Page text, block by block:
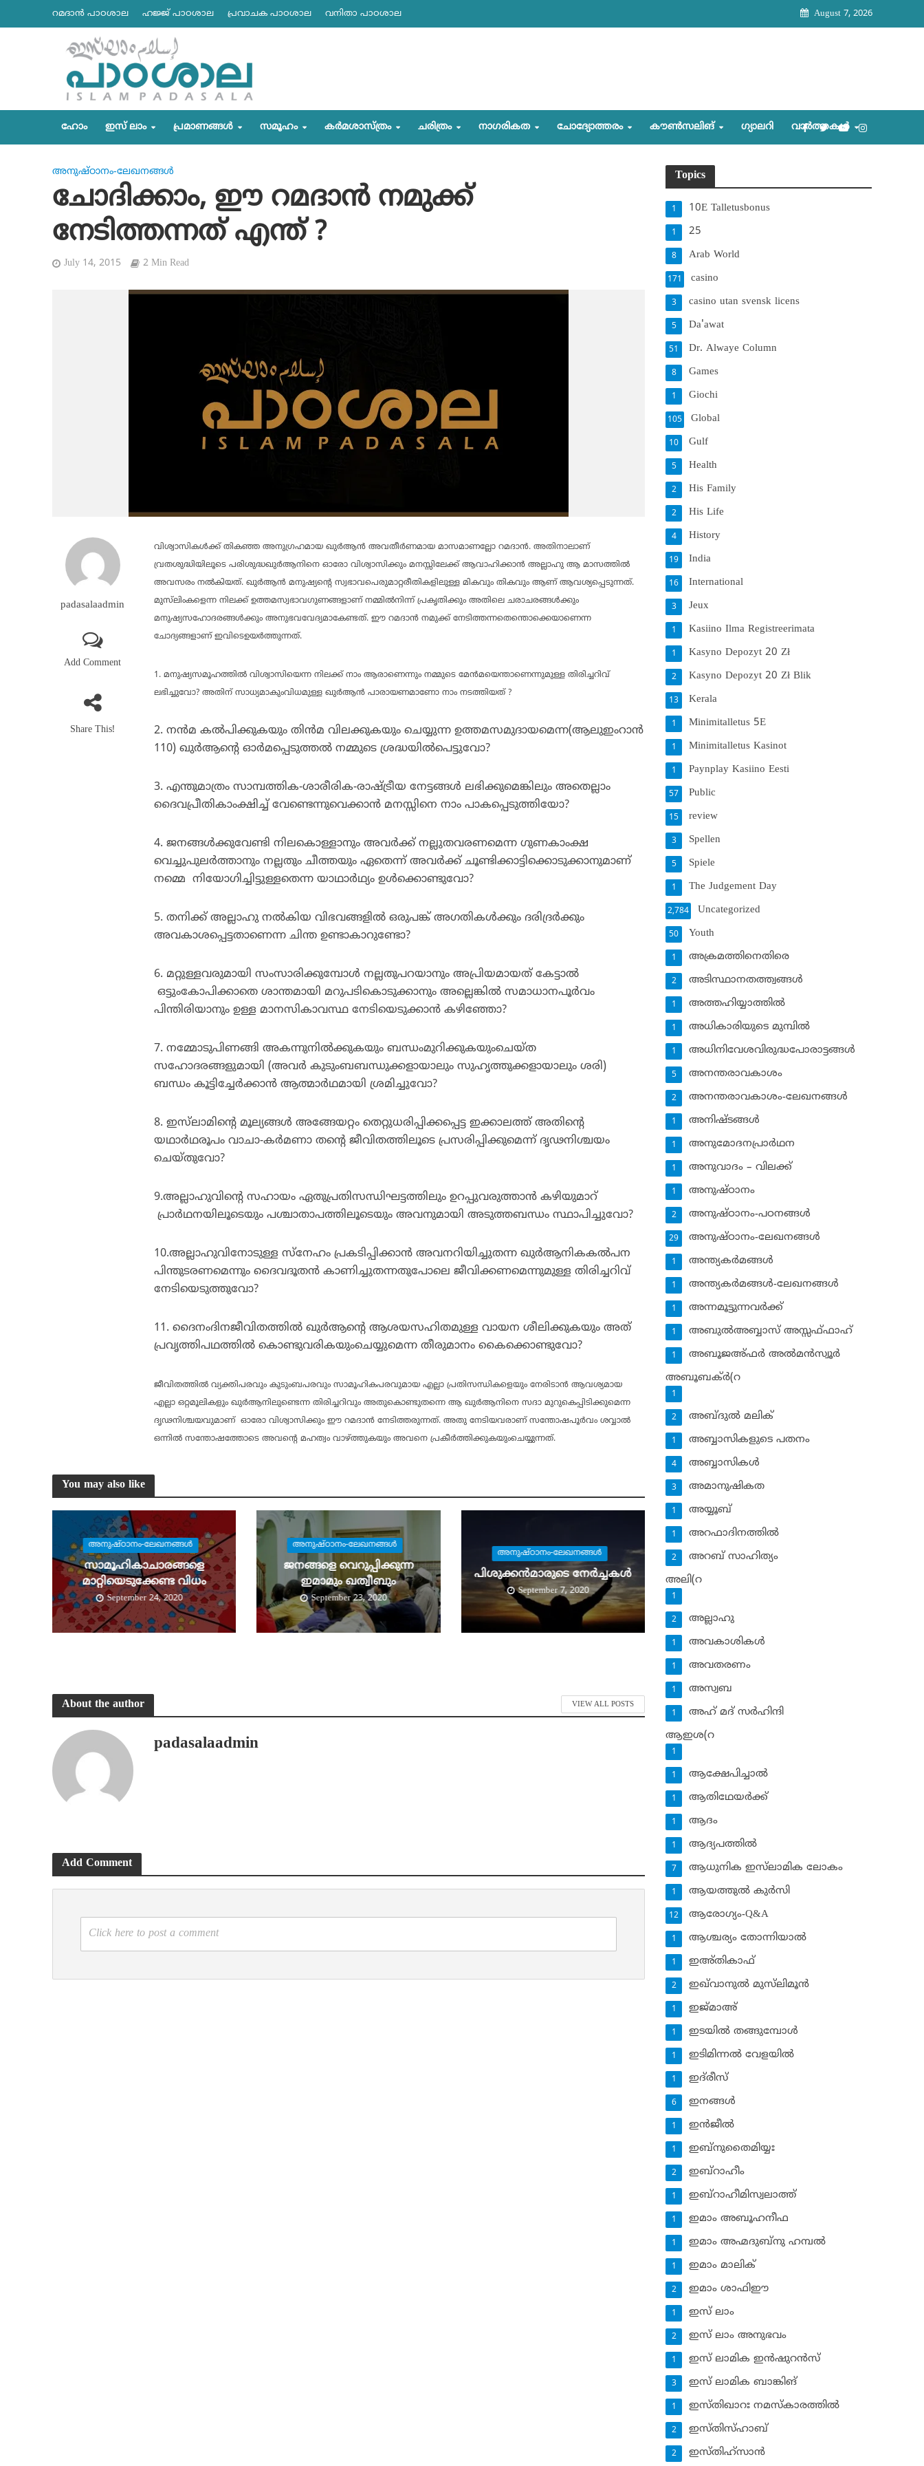
റമദാന്‍ പാഠശാല ഹജ്ജ് പാഠശാല പ്രവാചക പാഠശാല വനിതാ പാഠശാല August 7, 2026
ഹോം ഇസ് ലാം പ്രമാണങ്ങള്‍ സമൂഹം കര്‍മശാസ്ത്രം ചരിത്രം നാഗരികത ചോദ്യോത്തരം കൗണ്‍സലിങ്‌ ഗ്യാലറി വാര്‍ത്തകള്‍
അനുഷ്ഠാനം-ലേഖനങ്ങള്‍
ചോദിക്കാം, ഈ റമദാന്‍ നമുക്ക്
നേടിത്തന്നത് എന്ത് ?
July 14, 2015 2 Min Read
padasalaadmin
Add Comment
Share This!
വിശ്വാസികള്‍ക്ക് തികഞ്ഞ അനുഗ്രഹമായ ഖുര്‍ആന്‍ അവതീര്‍ണമായ മാസമാണല്ലോ റമദാന്‍. അതിനാലാണ്
വ്രതശുദ്ധിയിലൂടെ പരിശുദ്ധഖുര്‍ആനിനെ ഓരോ വിശ്വാസിക്കും മനസ്സിലേക്ക് ആവാഹിക്കാന്‍ അല്ലാഹു ആ മാസത്തില്‍
അവസരം നല്‍കിയത്. ഖുര്‍ആന്‍ മനുഷ്യന്റെ സ്വഭാവപെരുമാറ്റരീതികളിലുള്ള മികവും തികവും ആണ് ആവശ്യപ്പെടുന്നത്.
മുസ്‌ലിംകളെന്ന നിലക്ക് ഉത്തമസ്വഭാവഗുണങ്ങളാണ് നമ്മില്‍നിന്ന് പ്രകൃതിക്കും അതിലെ ചരാചരങ്ങള്‍ക്കും
മനുഷ്യസഹോദരങ്ങള്‍ക്കും അനുഭവവേദ്യമാകേണ്ടത്. ഈ റമദാന്‍ നമുക്ക് നേടിത്തന്നതെന്തൊക്കെയാണെന്ന
ചോദ്യങ്ങളാണ് ഇവിടെഉയര്‍ത്തുന്നത്.
1. മനുഷ്യസമൂഹത്തില്‍ വിശ്വാസിയെന്ന നിലക്ക് നാം ആരാണെന്നും നമ്മുടെ മേന്‍മയെന്താണെന്നുമുള്ള തിരിച്ചറിവ്
ലഭിച്ചുവോ? അതിന് സാധ്യമാകുംവിധമുള്ള ഖുര്‍ആന്‍ പാരായണമാണോ നാം നടത്തിയത് ?
2. നന്‍മ കല്‍പിക്കുകയും തിന്‍മ വിലക്കുകയും ചെയ്യുന്ന ഉത്തമസമുദായമെന്ന(ആലുഇംറാന്‍
110) ഖുര്‍ആന്റെ ഓര്‍മപ്പെടുത്തല്‍ നമ്മുടെ ശ്രദ്ധയില്‍പെട്ടുവോ?
3. എന്തുമാത്രം സാമ്പത്തിക-ശാരീരിക-രാഷ്ട്രീയ നേട്ടങ്ങള്‍ ലഭിക്കുമെങ്കിലും അതെല്ലാം
ദൈവപ്രീതികാംക്ഷിച്ച് വേണ്ടെന്നുവെക്കാന്‍ മനസ്സിനെ നാം പാകപ്പെടുത്തിയോ?
4. ജനങ്ങള്‍ക്കുവേണ്ടി നിലകൊള്ളാനും അവര്‍ക്ക് നല്ലുതവരണമെന്ന ഗുണകാംക്ഷ
വെച്ചുപുലര്‍ത്താനും നല്ലതും ചീത്തയും ഏതെന്ന് അവര്‍ക്ക് ചൂണ്ടിക്കാട്ടിക്കൊടുക്കാനുമാണ്
നമ്മെ നിയോഗിച്ചിട്ടുള്ളതെന്ന യാഥാര്‍ഥ്യം ഉള്‍ക്കൊണ്ടുവോ?
5. തനിക്ക് അല്ലാഹു നല്‍കിയ വിഭവങ്ങളില്‍ ഒരുപങ്ക് അഗതികള്‍ക്കും ദരിദ്രര്‍ക്കും
അവകാശപ്പെട്ടതാണെന്ന ചിന്ത ഉണ്ടാകാറുണ്ടോ?
6. മറ്റുള്ളവരുമായി സംസാരിക്കുമ്പോള്‍ നല്ലതുപറയാനും അപ്രിയമായത് കേട്ടാല്‍
ഒട്ടുംകോപിക്കാതെ ശാന്തമായി മറുപടികൊടുക്കാനും അല്ലെങ്കില്‍ സമാധാനപൂര്‍വം
പിന്തിരിയാനും ഉള്ള മാനസികാവസ്ഥ നേടിയെടുക്കാന്‍ കഴിഞ്ഞോ?
7. നമ്മോടുപിണങ്ങി അകന്നുനില്‍ക്കുകയും ബന്ധംമുറിക്കുകയുംചെയ്ത
സഹോദരങ്ങളുമായി (അവര്‍ കുടുംബബന്ധുക്കളായാലും സുഹൃത്തുക്കളായാലും ശരി)
ബന്ധം കൂട്ടിച്ചേര്‍ക്കാന്‍ ആത്മാര്‍ഥമായി ശ്രമിച്ചുവോ?
8. ഇസ്‌ലാമിന്റെ മൂല്യങ്ങള്‍ അങ്ങേയറ്റം തെറ്റുധരിപ്പിക്കപ്പെട്ട ഇക്കാലത്ത് അതിന്റെ
യഥാര്‍ഥരൂപം വാചാ-കര്‍മണാ തന്റെ ജീവിതത്തിലൂടെ പ്രസരിപ്പിക്കുമെന്ന് ദൃഢനിശ്ചയം
ചെയ്തുവോ?
9.അല്ലാഹുവിന്റെ സഹായം ഏതുപ്രതിസന്ധിഘട്ടത്തിലും ഉറപ്പുവരുത്താന്‍ കഴിയുമാറ്
പ്രാര്‍ഥനയിലൂടെയും പശ്ചാതാപത്തിലൂടെയും അവനുമായി അടുത്തബന്ധം സ്ഥാപിച്ചുവോ?
10.അല്ലാഹുവിനോടുള്ള സ്‌നേഹം പ്രകടിപ്പിക്കാന്‍ അവനറിയിച്ചുതന്ന ഖുര്‍ആനികകല്‍പന
പിന്തുടരണമെന്നും ദൈവദൂതന്‍ കാണിച്ചുതന്നതുപോലെ ജീവിക്കണമെന്നുമുള്ള തിരിച്ചറിവ്
നേടിയെടുത്തുവോ?
11. ദൈനംദിനജീവിതത്തില്‍ ഖുര്‍ആന്റെ ആശയസഹിതമുള്ള വായന ശീലിക്കുകയും അത്
പ്രവൃത്തിപഥത്തില്‍ കൊണ്ടുവരികയുംചെയ്യുമെന്ന തീരുമാനം കൈക്കൊണ്ടുവോ?
ജീവിതത്തില്‍ വ്യക്തിപരവും കുടുംബപരവും സാമൂഹികപരവുമായ എല്ലാ പ്രതിസന്ധികളെയും നേരിടാന്‍ ആവശ്യമായ
എല്ലാ ഒറ്റമൂലികളും ഖുര്‍ആനിലുണ്ടെന്ന തിരിച്ചറിവും അതുകൊണ്ടുതന്നെ ആ ഖുര്‍ആനിനെ സദാ മുറുകെപ്പിടിക്കുമെന്ന
ദൃഢനിശ്ചയവുമാണ് ഓരോ വിശ്വാസിക്കും ഈ റമദാന്‍ നേടിത്തരുന്നത്. അതു നേടിയവരാണ് സന്തോഷപൂര്‍വം ശവ്വാല്‍
ഒന്നില്‍ സന്തോഷത്തോടെ അവന്റെ മഹത്വം വാഴ്ത്തുകയും അവനെ പ്രകീര്‍ത്തിക്കുകയുംചെയ്യുന്നത്.
You may also like
അനുഷ്ഠാനം-ലേഖനങ്ങള്‍
സാമൂഹികാചാരങ്ങളെ
മാറ്റിയെടുക്കേണ്ട വിധം
September 24, 2020
അനുഷ്ഠാനം-ലേഖനങ്ങള്‍
ജനങ്ങളെ വെറുപ്പിക്കുന്ന
ഇമാമും ഖത്വീബും
September 23, 2020
അനുഷ്ഠാനം-ലേഖനങ്ങള്‍
പിശുക്കന്‍മാരുടെ നേര്‍ച്ചകള്‍
September 7, 2020
About the author VIEW ALL POSTS
padasalaadmin
Add Comment
Click here to post a comment
Topics
10E Talletusbonus
1
25
1
Arab World
8
casino
171
casino utan svensk licens
3
Da'awat
5
Dr. Alwaye Column
51
Games
8
Giochi
1
Global
105
Gulf
10
Health
5
His Family
2
His Life
2
History
4
India
19
International
16
Jeux
3
Kasiino Ilma Registreerimata
1
Kasyno Depozyt 20 Zł
1
Kasyno Depozyt 20 Zł Blik
2
Kerala
13
Minimitalletus 5E
1
Minimitalletus Kasinot
1
Paynplay Kasiino Eesti
1
Public
57
review
15
Spellen
3
Spiele
5
The Judgement Day
1
Uncategorized
2,784
Youth
50
അക്രമത്തിനെതിരെ
1
അടിസ്ഥാനതത്ത്വങ്ങള്‍
2
അത്തഹിയ്യാത്തില്‍
1
അധികാരിയുടെ മുമ്പില്‍
1
അധിനിവേശവിരുദ്ധപോരാട്ടങ്ങള്‍
1
അനന്തരാവകാശം
5
അനന്തരാവകാശം-ലേഖനങ്ങള്‍
2
അനിഷ്ടങ്ങള്‍
1
അനുമോദനപ്രാര്‍ഥന
1
അനുവാദം – വിലക്ക്‌
1
അനുഷ്ഠാനം
1
അനുഷ്ഠാനം-പഠനങ്ങള്‍
2
അനുഷ്ഠാനം-ലേഖനങ്ങള്‍
29
അന്ത്യകര്‍മങ്ങള്‍
1
അന്ത്യകര്‍മങ്ങള്‍-ലേഖനങ്ങള്‍
1
അന്നമൂട്ടുന്നവര്‍ക്ക്
1
അബുല്‍അബ്ബാസ് അസ്സഫ്ഫാഹ്‌
1
അബൂജഅ്ഫര്‍ അല്‍മന്‍സ്വൂര്‍
1
അബൂബക്ര്‍(റ
1
അബ്ദുല്‍ മലിക്‌
2
അബ്ബാസികളുടെ പതനം
1
അബ്ബാസികള്‍
4
അമാനുഷികത
3
അയ്യൂബ്‌
1
അറഫാദിനത്തില്‍
1
അറബ് സാഹിത്യം
2
അലി(റ
1
അല്ലാഹു
2
അവകാശികള്‍
1
അവതരണം
1
അസ്വബ
1
അഹ് മദ് സര്‍ഹിന്ദി
1
ആഇശ(റ
1
ആക്ഷേപിച്ചാല്‍
1
ആതിഥേയര്‍ക്ക്
1
ആദം
1
ആദ്യപത്തില്‍
1
ആധുനിക ഇസ്‌ലാമിക ലോകം
7
ആയത്തുല്‍ കുര്‍സി
1
ആരോഗ്യം-Q&A
12
ആശ്ചര്യം തോന്നിയാല്‍
1
ഇഅ്തികാഫ്‌
1
ഇഖ്‌വാനുല്‍ മുസ്‌ലിമൂന്‍
2
ഇജ്മാഅ്
1
ഇടയില്‍ തങ്ങുമ്പോള്‍
1
ഇടിമിന്നല്‍ വേളയില്‍
1
ഇദ്‌രീസ്‌
1
ഇനങ്ങള്‍
6
ഇന്‍ജീല്‍
1
ഇബ്‌നുതൈമിയ്യഃ
1
ഇബ്‌റാഹീം
2
ഇബ്‌റാഹീമിസ്വലാത്ത്
1
ഇമാം അബൂഹനീഫ
1
ഇമാം അഹ്മദുബ്‌നു ഹമ്പല്‍
1
ഇമാം മാലിക്
1
ഇമാം ശാഫിഈ
2
ഇസ് ലാം
1
ഇസ് ലാം അനുഭവം
2
ഇസ് ലാമിക ഇന്‍ഷുറന്‍സ്‌
1
ഇസ് ലാമിക ബാങ്കിങ്‌
3
ഇസ്തിഖാറഃ നമസ്‌കാരത്തില്‍
1
ഇസ്തിസ്ഹാബ്
2
ഇസ്തിഹ്‌സാന്‍
2